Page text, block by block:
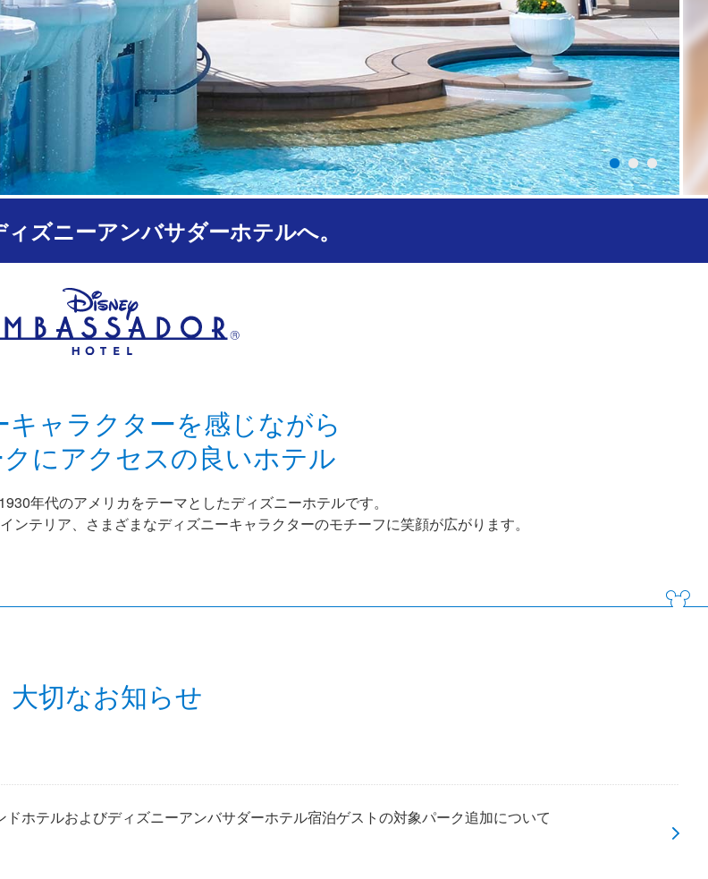
ズニーアンバサダーホテルへ。
ャラクターを感じながら
にアクセスの良いホテル
年代のアメリカをテーマとしたディズニーホテルです。
テリア、さまざまなディズニーキャラクターのモチーフに笑顔が広がります。
大切なお知らせ
ホテルおよびディズニーアンバサダーホテル宿泊ゲストの対象パーク追加について